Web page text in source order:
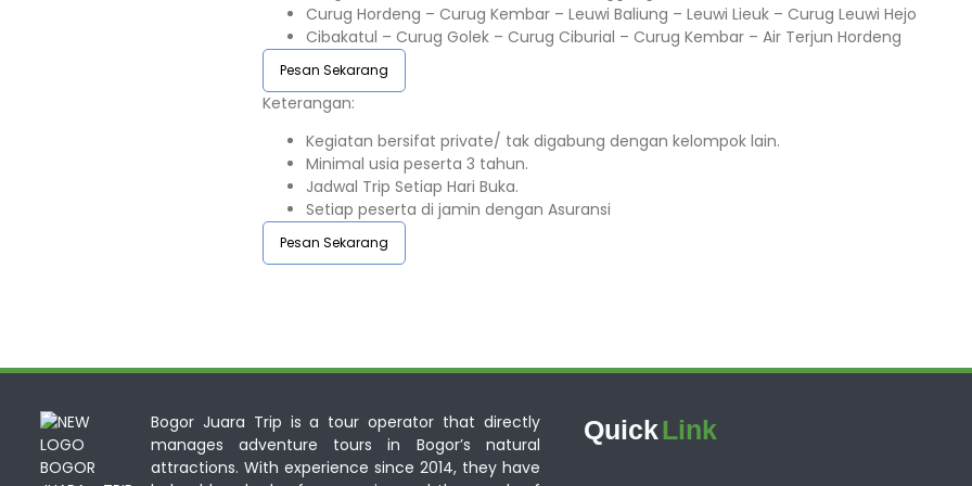
Curug Hordeng – Curug Kembar – Leuwi Baliung – Leuwi Lieuk – Curug Leuwi Hejo
Cibakatul – Curug Golek – Curug Ciburial – Curug Kembar – Air Terjun Hordeng
Pesan Sekarang
Keterangan:⁣⁣
Kegiatan bersifat private/ tak digabung dengan kelompok lain.
Minimal usia peserta 3 tahun.⁣⁣
Jadwal Trip Setiap Hari Buka.⁣⁣
Setiap peserta di jamin dengan Asuransi ⁣⁣
Pesan Sekarang
Bogor Juara Trip is a tour operator that directly
manages adventure tours in Bogor’s natural
attractions. With experience since 2014, they have
QuickLink